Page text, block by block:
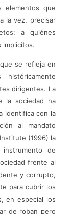
elementos que
la vez, precisar
a quiénes
implícitos.
se refleja en
dirigentes. La
la sociedad ha
identifica con la
al mandato
(1996) la
de
frente al
y corrupto,
para cubrir los
en especial los
de roban pero